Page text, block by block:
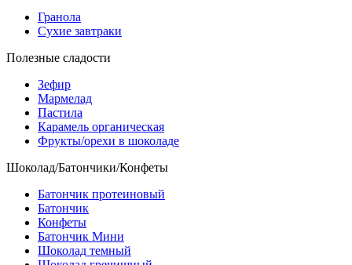
Гранола
Сухие завтраки
Полезные сладости
Зефир
Мармелад
Пастила
Карамель органическая
Фрукты/орехи в шоколаде
Шоколад/Батончики/Конфеты
Батончик протеиновый
Батончик
Конфеты
Батончик Мини
Шоколад темный